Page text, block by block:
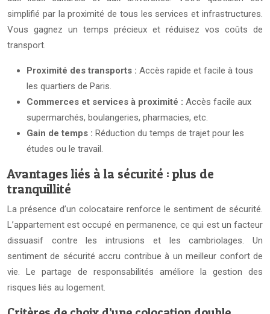
simplifié par la proximité de tous les services et infrastructures.
Vous gagnez un temps précieux et réduisez vos coûts de
transport.
Proximité des transports : Accès rapide et facile à tous
les quartiers de Paris.
Commerces et services à proximité : Accès facile aux
supermarchés, boulangeries, pharmacies, etc.
Gain de temps : Réduction du temps de trajet pour les
études ou le travail.
Avantages liés à la sécurité : plus de
tranquillité
La présence d’un colocataire renforce le sentiment de sécurité.
L’appartement est occupé en permanence, ce qui est un facteur
dissuasif contre les intrusions et les cambriolages. Un
sentiment de sécurité accru contribue à un meilleur confort de
vie. Le partage de responsabilités améliore la gestion des
risques liés au logement.